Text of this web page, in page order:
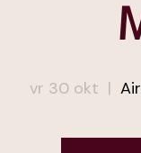
vr 30 okt
  |